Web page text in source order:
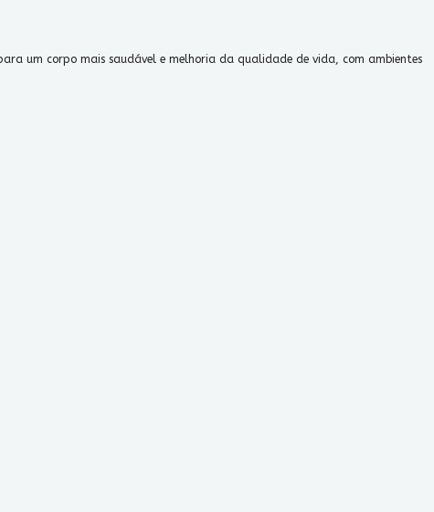
um corpo mais saudável e melhoria da qualidade de vida, com ambientes